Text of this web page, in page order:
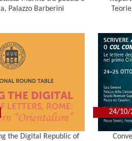
Palazzo Barberini
the Digital Republic of
24/10/